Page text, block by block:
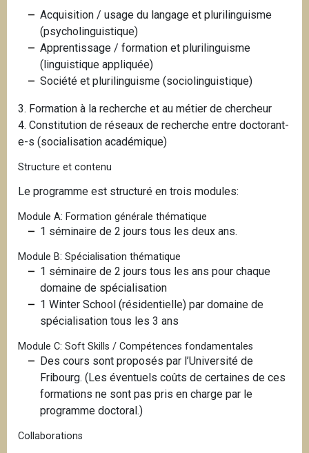
Acquisition / usage du langage et plurilinguisme
(psycholinguistique)
Apprentissage / formation et plurilinguisme
(linguistique appliquée)
Société et plurilinguisme (sociolinguistique)
3. Formation à la recherche et au métier de chercheur
4. Constitution de réseaux de recherche entre doctorant-
e-s (socialisation académique)
Structure et contenu
Le programme est structuré en trois modules:
Module A: Formation générale thématique
1 séminaire de 2 jours tous les deux ans.
Module B: Spécialisation thématique
1 séminaire de 2 jours tous les ans pour chaque
domaine de spécialisation
1 Winter School (résidentielle) par domaine de
spécialisation tous les 3 ans
Module C: Soft Skills / Compétences fondamentales
Des cours sont proposés par l’Université de
Fribourg. (Les éventuels coûts de certaines de ces
formations ne sont pas pris en charge par le
programme doctoral.)
Collaborations